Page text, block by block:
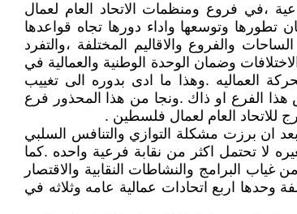
،في فروع ومنظمات الاتحاد العام لعمال
وتوسعها واداء دورها تجاه قواعدها
والفروع والاقاليم المختلفة ،والتفرد
وضمان الوحدة الوطنية والعمالية في
العماليه .وهذا ما ادى بدوره الى تغييب
هذا الفرع او ذاك .ونجا من هذا المحذور فرع
للاتحاد العام لعمال فلسطين .
ان برزت مشكلة التوازي والتنافس السلبي
جغرافي او قرية صغيره لا تحتمل اكثر من نقابة فرعية واحده .كما
غياب البرامج والنشاطات النقابية والاقتصار
اربع اتحادات عمالية عامه وثلاثه في